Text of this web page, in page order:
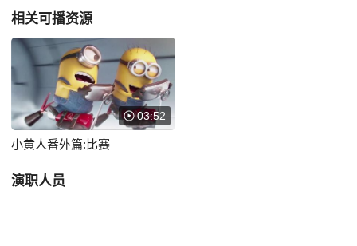
为难看的世纪大对决。当然他们的比试还没有结束，你们知道的，这群蠢
萌的小黄人不达目的誓不罢休，即使惹出多大的麻烦也在所不惜……
相关可播资源
03:52
小黄人番外篇:比赛
演职人员